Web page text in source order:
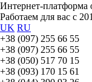
Интернет-платформа
Работаем для вас с
UK RU
+38 (097) 255 66 55
+38 (097) 255 66 55
+38 (050) 517 70 15
+38 (093) 170 15 61